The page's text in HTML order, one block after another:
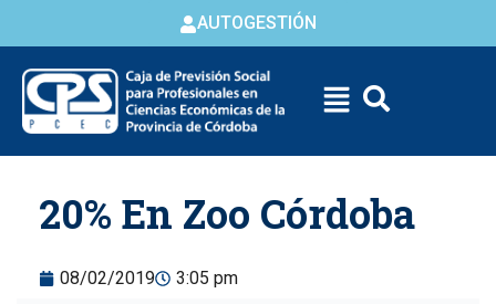
AUTOGESTIÓN
content
20% En Zoo Córdoba
08/02/2019 3:05 pm